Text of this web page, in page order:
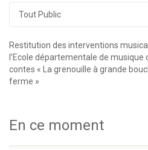
Tout Public
Restitution des interventions
l’Ecole départementale de
contes « La grenouille à grande
ferme »
En ce moment